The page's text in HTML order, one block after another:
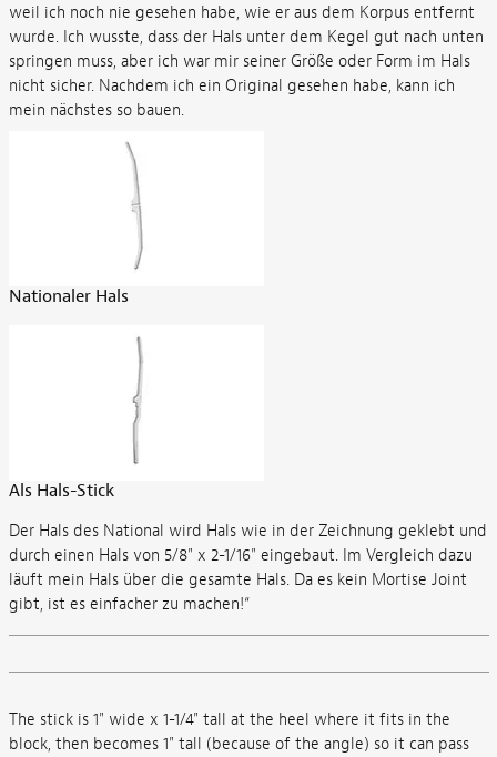
weil ich noch nie gesehen habe, wie er aus dem Korpus entfernt
wurde. Ich wusste, dass der Hals unter dem Kegel gut nach unten
springen muss, aber ich war mir seiner Größe oder Form im Hals
nicht sicher. Nachdem ich ein Original gesehen habe, kann ich
mein nächstes so bauen.
Nationaler Hals
Als Hals-Stick
Der Hals des National wird Hals wie in der Zeichnung geklebt und
durch einen Hals von 5/8" x 2-1/16" eingebaut. Im Vergleich dazu
läuft mein Hals über die gesamte Hals. Da es kein Mortise Joint
gibt, ist es einfacher zu machen!“
The stick is 1" wide x 1-1/4" tall at the heel where it fits in the
block, then becomes 1" tall (because of the angle) so it can pass